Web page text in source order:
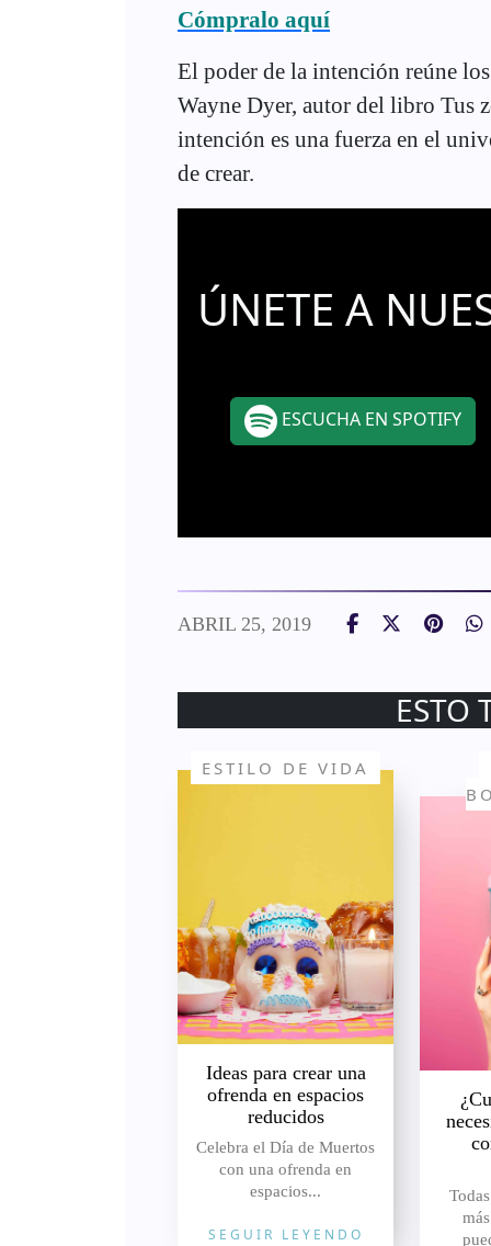
Cómpralo aquí
El poder de la intención reúne
Wayne Dyer, autor del libro Tus
intención es una fuerza en el
de crear.
ÚNETE A
ESCUCHA EN SPOTIFY
ABRIL 25, 2019
ESTO
ESTILO DE VIDA
Ideas para crear una
ofrenda en espacios
reducidos
Celebra el Día de Muertos
con una ofrenda en
espacios...
SEGUIR LEYENDO